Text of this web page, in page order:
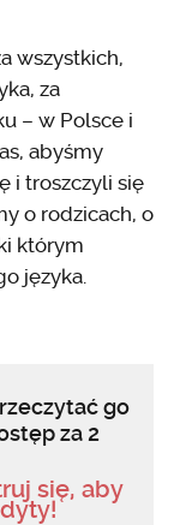
wszystkich,
za
– w Polsce i
abyśmy
i troszczyli się
o rodzicach, o
którym
języka.
go
za 2
się, aby